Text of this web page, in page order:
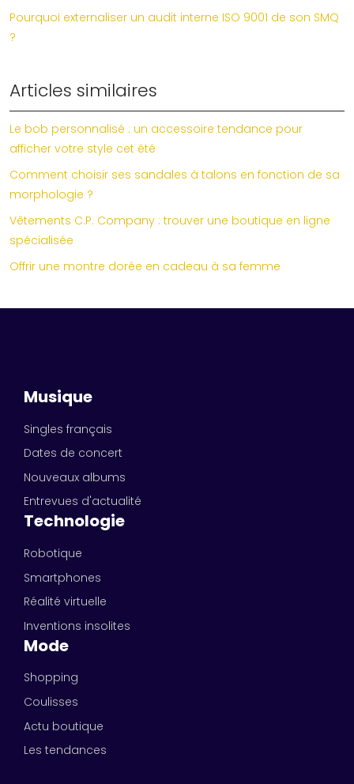
Pourquoi externaliser un audit interne ISO 9001 de son SMQ
?
Articles similaires
Le bob personnalisé : un accessoire tendance pour
afficher votre style cet été
Comment choisir ses sandales à talons en fonction de sa
morphologie ?
Vêtements C.P. Company : trouver une boutique en ligne
spécialisée
Offrir une montre dorée en cadeau à sa femme
Musique
Singles français
Dates de concert
Nouveaux albums
Entrevues d'actualité
Technologie
Robotique
Smartphones
Réalité virtuelle
Inventions insolites
Mode
Shopping
Coulisses
Actu boutique
Les tendances